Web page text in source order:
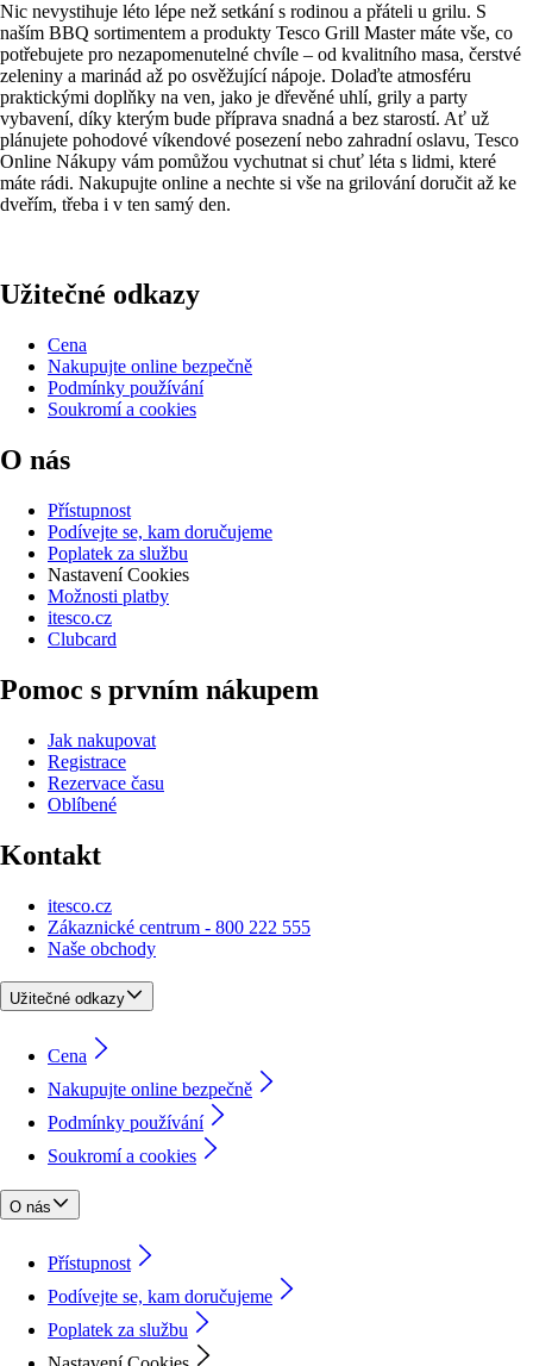
Nic nevystihuje léto lépe než setkání s rodinou a přáteli u grilu. S
naším BBQ sortimentem a produkty Tesco Grill Master máte vše, co
potřebujete pro nezapomenutelné chvíle – od kvalitního masa, čerstvé
zeleniny a marinád až po osvěžující nápoje. Dolaďte atmosféru
praktickými doplňky na ven, jako je dřevěné uhlí, grily a party
vybavení, díky kterým bude příprava snadná a bez starostí. Ať už
plánujete pohodové víkendové posezení nebo zahradní oslavu, Tesco
Online Nákupy vám pomůžou vychutnat si chuť léta s lidmi, které
máte rádi. Nakupujte online a nechte si vše na grilování doručit až ke
dveřím, třeba i v ten samý den.
Užitečné odkazy
Cena
Nakupujte online bezpečně
Podmínky používání
Soukromí a cookies
O nás
Přístupnost
Podívejte se, kam doručujeme
Poplatek za službu
Nastavení Cookies
Možnosti platby
itesco.cz
Clubcard
Pomoc s prvním nákupem
Jak nakupovat
Registrace
Rezervace času
Oblíbené
Kontakt
itesco.cz
Zákaznické centrum - 800 222 555
Naše obchody
Užitečné odkazy
Cena
Nakupujte online bezpečně
Podmínky používání
Soukromí a cookies
O nás
Přístupnost
Podívejte se, kam doručujeme
Poplatek za službu